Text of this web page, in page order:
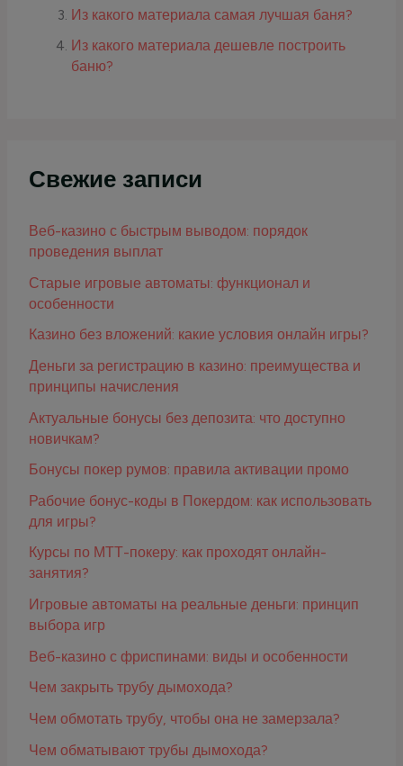
Из какого материала самая лучшая баня?
Из какого материала дешевле построить
баню?
Свежие записи
Веб-казино с быстрым выводом: порядок
проведения выплат
Старые игровые автоматы: функционал и
особенности
Казино без вложений: какие условия онлайн игры?
Деньги за регистрацию в казино: преимущества и
принципы начисления
Актуальные бонусы без депозита: что доступно
новичкам?
Бонусы покер румов: правила активации промо
Рабочие бонус-коды в Покердом: как использовать
для игры?
Курсы по МТТ-покеру: как проходят онлайн-
занятия?
Игровые автоматы на реальные деньги: принцип
выбора игр
Веб-казино с фриспинами: виды и особенности
Чем закрыть трубу дымохода?
Чем обмотать трубу, чтобы она не замерзала?
Чем обматывают трубы дымохода?